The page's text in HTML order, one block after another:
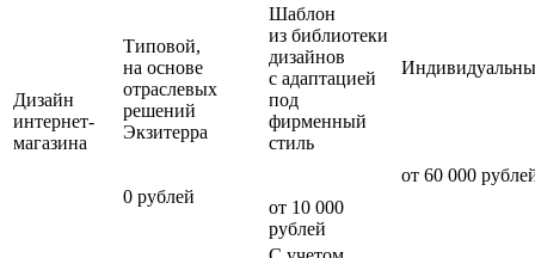
Дизайн
интернет-
магазина
Типовой,
на основе
отраслевых
решений
Экзитерра
0 рублей
Шаблон
из библиотеки
дизайнов
с адаптацией
под
фирменный
стиль
от 10 000
рублей
от 60 000